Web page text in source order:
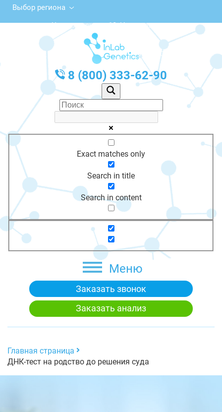
Выбор региона
ул. Черняховского, 18, Нестеров
с 10:00 до 20:00
График работы: Пн-Пт с 10:00 до 20:00
8 (800) 333-62-90
Exact matches only
Search in title
Search in content
Меню
Заказать звонок
Заказать анализ
Главная страница
ДНК-тест на родство до решения суда